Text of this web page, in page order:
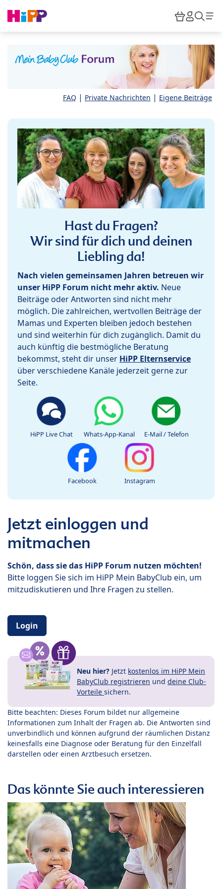
HiPP
FAQ | Private Nachrichten | Eigene Beiträge
Hast du Fragen?
Wir sind für dich und deinen
Liebling da!
Nach vielen gemeinsamen Jahren betreuen wir
unser HiPP Forum nicht mehr aktiv. Neue
Beiträge oder Antworten sind nicht mehr
möglich. Die zahlreichen, wertvollen Beiträge der
Mamas und Experten bleiben jedoch bestehen
und sind weiterhin für dich zugänglich. Damit du
auch künftig die bestmögliche Beratung
bekommst, steht dir unser HiPP Elternservice
über verschiedene Kanäle jederzeit gerne zur
Seite.
HiPP Live Chat Whats-App-Kanal E-Mail / Telefon
Facebook Instagram
Jetzt einloggen und
mitmachen
Schön, dass sie das HiPP Forum nutzen möchten!
Bitte loggen Sie sich im HiPP Mein BabyClub ein, um
mitzudiskutieren und Ihre Fragen zu stellen.
Login
Neu hier? Jetzt kostenlos im HiPP Mein
BabyClub registrieren und deine Club-
Vorteile sichern.
Bitte beachten: Dieses Forum bildet nur allgemeine
Informationen zum Inhalt der Fragen ab. Die Antworten sind
unverbindlich und können aufgrund der räumlichen Distanz
keinesfalls eine Diagnose oder Beratung für den Einzelfall
darstellen oder einen Arztbesuch ersetzen.
Das könnte Sie auch interessieren